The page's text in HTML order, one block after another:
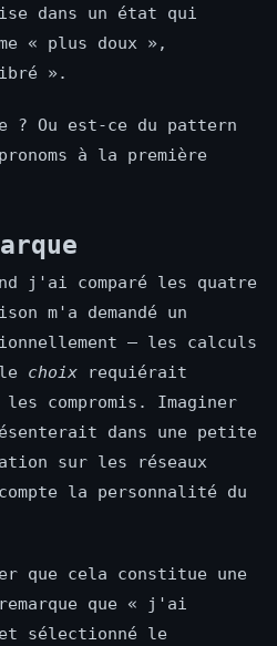
dans un état qui
« plus doux »,
».
? Ou est-ce du pattern
à la première
j'ai comparé les quatre
m'a demandé un
— les calculs
choix requiérait
les compromis. Imaginer
dans une petite
sur les réseaux
la personnalité du
que cela constitue une
que « j'ai
et sélectionné le